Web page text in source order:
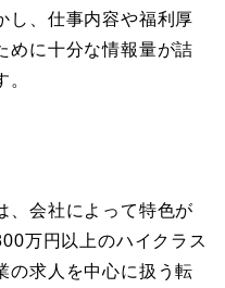
し、仕事内容や福利厚
めに十分な情報量が詰
、会社によって特色が
万円以上のハイクラス
の求人を中心に扱う転